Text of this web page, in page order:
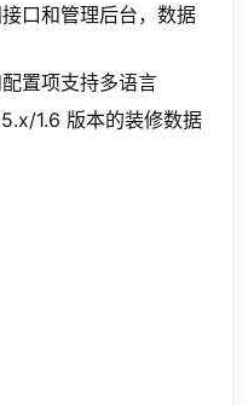
口和管理后台，数据
置项支持多语言
1.6 版本的装修数据